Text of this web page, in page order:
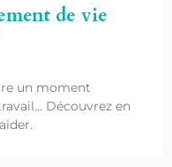
de vie
un moment
Découvrez en